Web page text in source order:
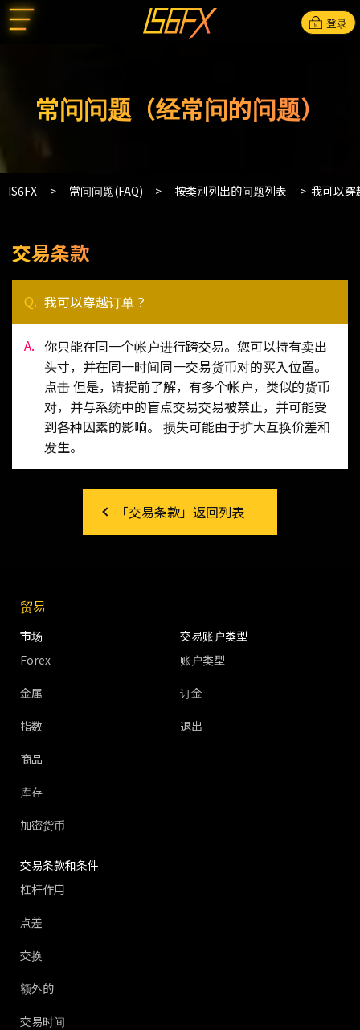
登录
常问问题（经常问的问题）
IS6FX 常问问题(FAQ) 按类别列出的问题列表 我可以穿
交易条款
我可以穿越订单？
你只能在同一个帐户进行跨交易。您可以持有卖出
头寸，并在同一时间同一交易货币对的买入位置。
点击 但是，请提前了解，有多个帐户，类似的货币
对，并与系统中的盲点交易交易被禁止，并可能受
到各种因素的影响。 损失可能由于扩大互换价差和
发生。
「交易条款」返回列表
贸易
市场
Forex
金属
指数
商品
库存
加密货币
交易账户类型
账户类型
订金
退出
交易条款和条件
杠杆作用
点差
交换
额外的
交易时间